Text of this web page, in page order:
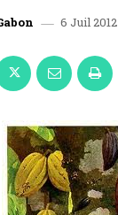
6 Juil 2012